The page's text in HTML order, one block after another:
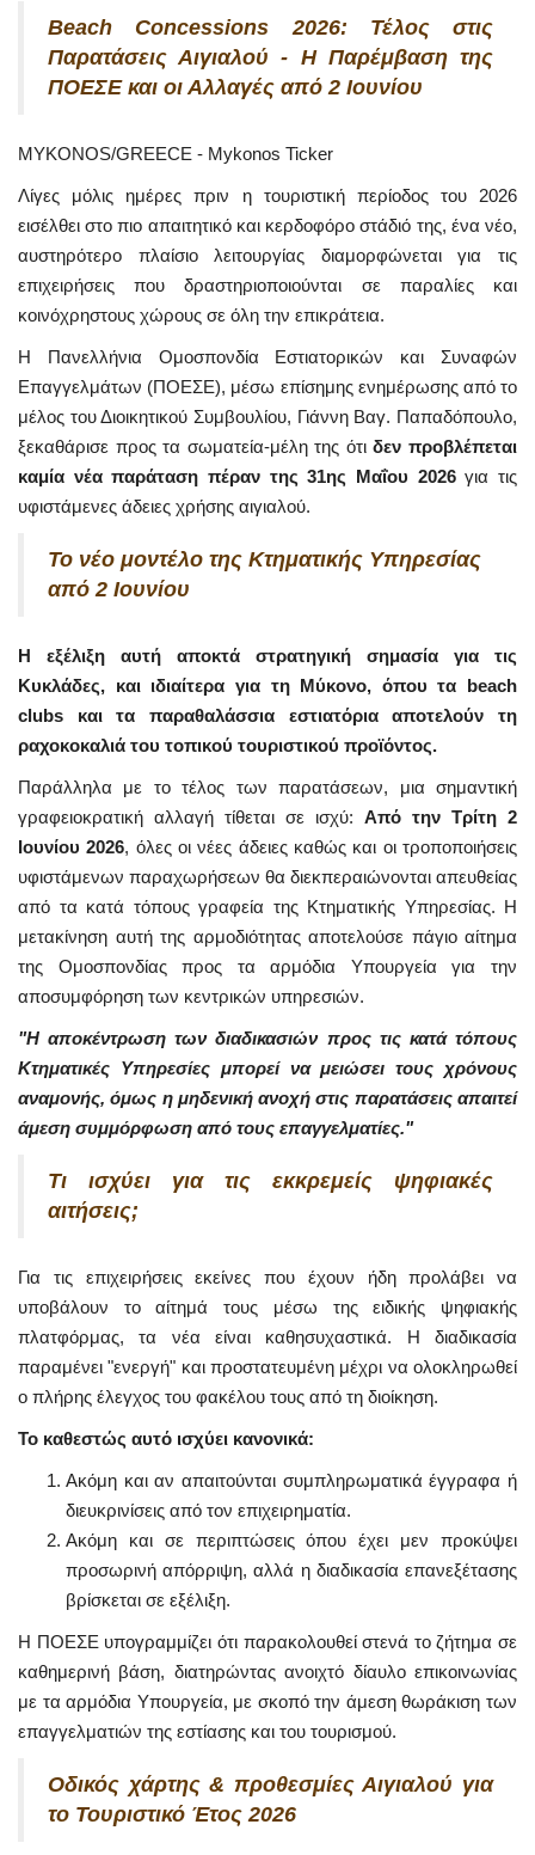
Beach Concessions 2026: Τέλος στις
Παρατάσεις Αιγιαλού - Η Παρέμβαση της
ΠΟΕΣΕ και οι Αλλαγές από 2 Ιουνίου
MYKONOS/GREECE - Mykonos Ticker
Λίγες μόλις ημέρες πριν η τουριστική περίοδος του 2026
εισέλθει στο πιο απαιτητικό και κερδοφόρο στάδιό της, ένα νέο,
αυστηρότερο πλαίσιο λειτουργίας διαμορφώνεται για τις
επιχειρήσεις που δραστηριοποιούνται σε παραλίες και
κοινόχρηστους χώρους σε όλη την επικράτεια.
Η Πανελλήνια Ομοσπονδία Εστιατορικών και Συναφών
Επαγγελμάτων (ΠΟΕΣΕ), μέσω επίσημης ενημέρωσης από το
μέλος του Διοικητικού Συμβουλίου, Γιάννη Βαγ. Παπαδόπουλο,
ξεκαθάρισε προς τα σωματεία-μέλη της ότιδεν προβλέπεται
καμία νέα παράταση πέραν της 31ης Μαΐου 2026για τις
υφιστάμενες άδειες χρήσης αιγιαλού.
Το νέο μοντέλο της Κτηματικής Υπηρεσίας
από 2 Ιουνίου
Η εξέλιξη αυτή αποκτά στρατηγική σημασία για τις
Κυκλάδες, και ιδιαίτερα για τη Μύκονο, όπου τα beach
clubs και τα παραθαλάσσια εστιατόρια αποτελούν τη
ραχοκοκαλιά του τοπικού τουριστικού προϊόντος.
Παράλληλα με το τέλος των παρατάσεων, μια σημαντική
γραφειοκρατική αλλαγή τίθεται σε ισχύ: Από την Τρίτη 2
Ιουνίου 2026, όλες οι νέες άδειες καθώς και οι τροποποιήσεις
υφιστάμενων παραχωρήσεων θα διεκπεραιώνονται απευθείας
από τα κατά τόπους γραφεία της Κτηματικής Υπηρεσίας. Η
μετακίνηση αυτή της αρμοδιότητας αποτελούσε πάγιο αίτημα
της Ομοσπονδίας προς τα αρμόδια Υπουργεία για την
αποσυμφόρηση των κεντρικών υπηρεσιών.
"Η αποκέντρωση των διαδικασιών προς τις κατά τόπους
Κτηματικές Υπηρεσίες μπορεί να μειώσει τους χρόνους
αναμονής, όμως η μηδενική ανοχή στις παρατάσεις απαιτεί
άμεση συμμόρφωση από τους επαγγελματίες."
Τι ισχύει για τις εκκρεμείς ψηφιακές
αιτήσεις;
Για τις επιχειρήσεις εκείνες που έχουν ήδη προλάβει να
υποβάλουν το αίτημά τους μέσω της ειδικής ψηφιακής
πλατφόρμας, τα νέα είναι καθησυχαστικά. Η διαδικασία
παραμένει "ενεργή" και προστατευμένη μέχρι να ολοκληρωθεί
ο πλήρης έλεγχος του φακέλου τους από τη διοίκηση.
Το καθεστώς αυτό ισχύει κανονικά:
Ακόμη και αν απαιτούνται συμπληρωματικά έγγραφα ή
διευκρινίσεις από τον επιχειρηματία.
Ακόμη και σε περιπτώσεις όπου έχει μεν προκύψει
προσωρινή απόρριψη, αλλά η διαδικασία επανεξέτασης
βρίσκεται σε εξέλιξη.
Η ΠΟΕΣΕ υπογραμμίζει ότι παρακολουθεί στενά το ζήτημα σε
καθημερινή βάση, διατηρώντας ανοιχτό δίαυλο επικοινωνίας
με τα αρμόδια Υπουργεία, με σκοπό την άμεση θωράκιση των
επαγγελματιών της εστίασης και του τουρισμού.
Οδικός χάρτης & προθεσμίες Αιγιαλού για
το Τουριστικό Έτος 2026